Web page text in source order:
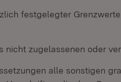
festgelegter
nicht zugelassenen oder
alle sonstigen